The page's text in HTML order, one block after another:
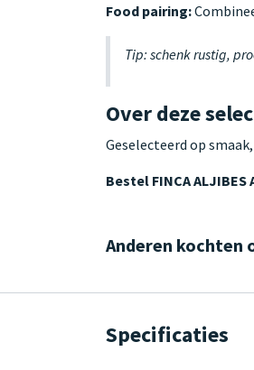
Food pairing:
Tip: schenk rustig,
Over deze
Geselecteerd op
Bestel FINCA
Anderen kochten
Specificaties